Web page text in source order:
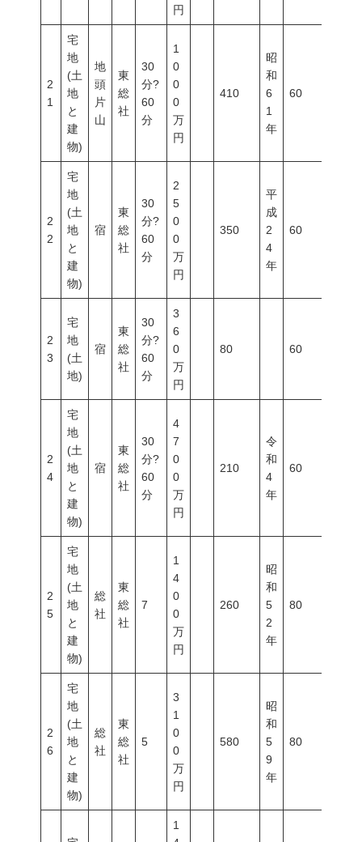
円
2
1
宅
地
(土
地
と
建
物)
地
頭
片
山
東
総
社
30
分?
60
分
1
0
0
0
万
円
410
昭
和
6
1
年
60
2
2
宅
地
(土
地
と
建
物)
宿
東
総
社
30
分?
60
分
2
5
0
0
万
円
350
平
成
2
4
年
60
2
3
宅
地
(土
地)
宿
東
総
社
30
分?
60
分
3
6
0
万
円
80 60
2
4
宅
地
(土
地
と
建
物)
宿
東
総
社
30
分?
60
分
4
7
0
0
万
円
210
令
和
4
年
60
2
5
宅
地
(土
地
と
建
物)
総
社
東
総
社
7
1
4
0
0
万
円
260
昭
和
5
2
年
80
2
6
宅
地
(土
地
と
建
物)
総
社
東
総
社
5
3
1
0
0
万
円
580
昭
和
5
9
年
80
1